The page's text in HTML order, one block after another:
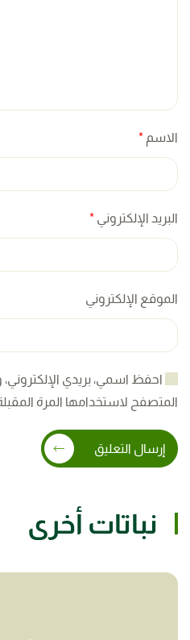
الاسم *
البريد الإلكتروني *
الموقع الإلكتروني
احفظ اسمي، بريدي
المتصفح لاستخدامها المرة
إرسال التعليق
نباتات أخرى